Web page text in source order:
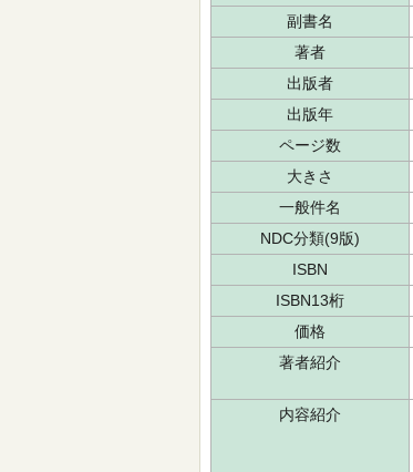
副書名
著者
出版者
出版年
ページ数
大きさ
一般件名
NDC分類(9版)
ISBN
ISBN13桁
価格
著者紹介
内容紹介